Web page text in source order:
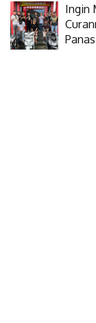
Ingin
Panas